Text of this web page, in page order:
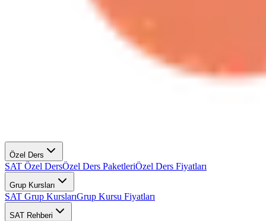
Özel Ders
SAT Özel DersÖzel Ders PaketleriÖzel Ders Fiyatları
Grup Kursları
SAT Grup KurslarıGrup Kursu Fiyatları
SAT Rehberi